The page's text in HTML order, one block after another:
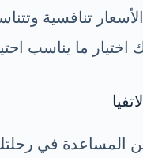
تنافسية
ما يناسب